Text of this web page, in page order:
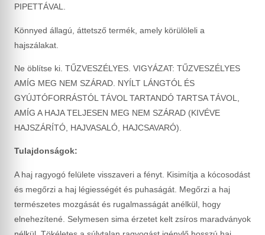
PIPETTÁVAL.
Könnyed állagú, áttetsző termék, amely körülöleli a
hajszálakat.
Ne öblítse ki. TŰZVESZÉLYES. VIGYÁZAT: TŰZVESZÉLYES
AMÍG MEG NEM SZÁRAD. NYÍLT LÁNGTÓL ÉS
GYÚJTÓFORRÁSTÓL TÁVOL TARTANDÓ TARTSA TÁVOL,
AMÍG A HAJA TELJESEN MEG NEM SZÁRAD (KIVÉVE
HAJSZÁRÍTÓ, HAJVASALÓ, HAJCSAVARÓ).
Tulajdonságok:
A haj ragyogó felülete visszaveri a fényt. Kisimítja a kócosodást
és megőrzi a haj légiességét és puhaságát. Megőrzi a haj
természetes mozgását és rugalmasságát anélkül, hogy
elnehezítené. Selymesen sima érzetet kelt zsíros maradványok